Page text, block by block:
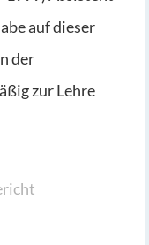
auf dieser
der
zur Lehre